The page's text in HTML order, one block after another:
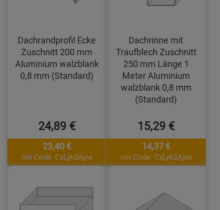
Dachrandprofil Ecke
Zuschnitt 200 mm
Aluminium walzblank
0,8 mm (Standard)
24,89 €
23,40 €
mit Code: CxLyh2Ajne
Dachrinne mit
Traufblech Zuschnitt
250 mm Länge 1
Meter Aluminium
walzblank 0,8 mm
(Standard)
15,29 €
14,37 €
mit Code: CxLyh2Ajne